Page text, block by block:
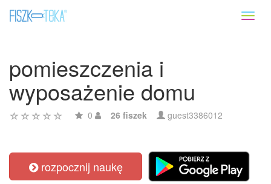
pomieszczenia i
wyposażenie domu
0 26 fiszek guest3386012
rozpocznij naukę